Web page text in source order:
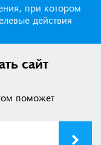
при котором
действия
сайт
поможет